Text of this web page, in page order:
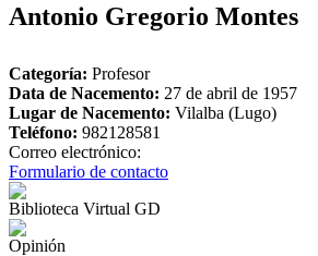
Antonio Gregorio Montes
Categoría: Profesor
Data de Nacemento: 27 de abril de 1957
Lugar de Nacemento: Vilalba (Lugo)
Teléfono: 982128581
Correo electrónico:
Formulario de contacto
Biblioteca Virtual GD
Opinión